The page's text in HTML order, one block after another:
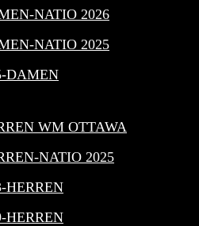
NATIO 2026
NATIO 2025
DAMEN
WM OTTAWA
NATIO 2025
HERREN
HERREN